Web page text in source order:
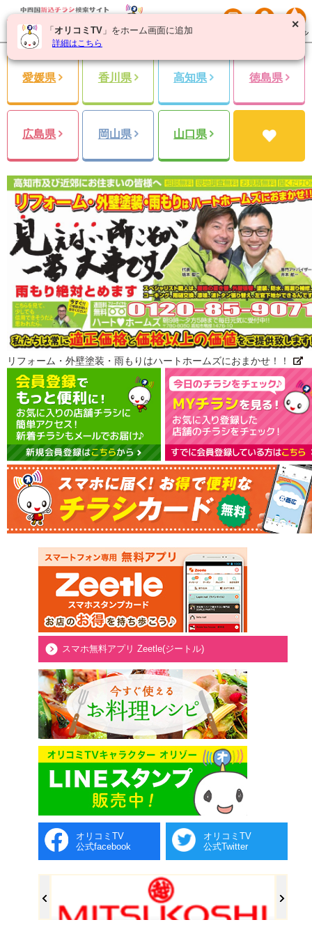
愛媛県 香川県 高知県 徳島県
広島県 岡山県 山口県
リフォーム・外壁塗装・雨もりはハートホームズにおまかせ！！
スマホ無料アプリ Zeetle(ジートル)
オリコミTV
公式facebook
オリコミTV
公式Twitter
✕
「 オリコミTV 」をホーム画面に追加
詳細はこちら